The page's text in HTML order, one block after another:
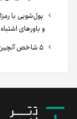
پول‌شویی با
و باورهای اشتباه